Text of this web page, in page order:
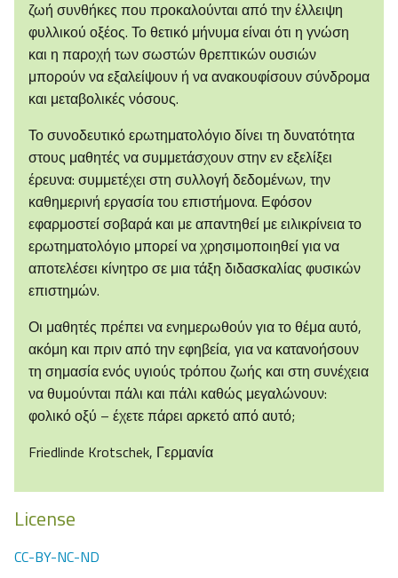
ζωή συνθήκες που προκαλούνται από την έλλειψη
φυλλικού οξέος. Το θετικό μήνυμα είναι ότι η γνώση
και η παροχή των σωστών θρεπτικών ουσιών
μπορούν να εξαλείψουν ή να ανακουφίσουν σύνδρομα
και μεταβολικές νόσους.
Το συνοδευτικό ερωτηματολόγιο δίνει τη δυνατότητα
στους μαθητές να συμμετάσχουν στην εν εξελίξει
έρευνα: συμμετέχει στη συλλογή δεδομένων, την
καθημερινή εργασία του επιστήμονα. Εφόσον
εφαρμοστεί σοβαρά και με απαντηθεί με ειλικρίνεια το
ερωτηματολόγιο μπορεί να χρησιμοποιηθεί για να
αποτελέσει κίνητρο σε μια τάξη διδασκαλίας φυσικών
επιστημών.
Οι μαθητές πρέπει να ενημερωθούν για το θέμα αυτό,
ακόμη και πριν από την εφηβεία, για να κατανοήσουν
τη σημασία ενός υγιούς τρόπου ζωής και στη συνέχεια
να θυμούνται πάλι και πάλι καθώς μεγαλώνουν:
φολικό οξύ – έχετε πάρει αρκετό από αυτό;
Friedlinde Krotschek, Γερμανία
License
CC-BY-NC-ND